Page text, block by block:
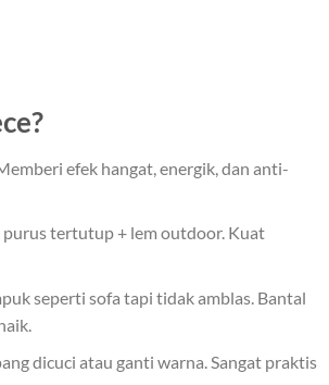
efek hangat, energik, dan anti-
tertutup + lem outdoor. Kuat
seperti sofa tapi tidak amblas. Bantal
dicuci atau ganti warna. Sangat praktis